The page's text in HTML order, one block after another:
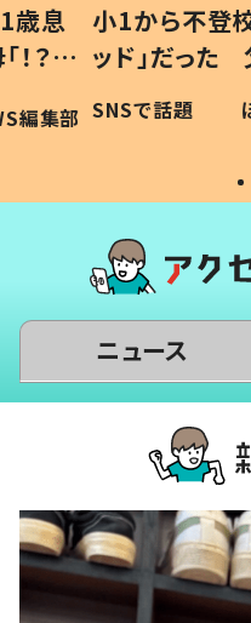
歳息
？」
編集部
小1から不登
ッド」だった
作り続ける
#令和の子
SNSで話題
ニュース